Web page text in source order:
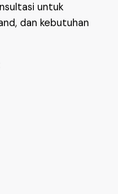
untuk
dan kebutuhan